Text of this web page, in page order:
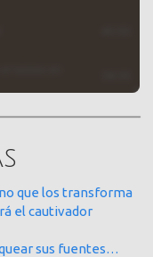
que los transforma
el cautivador
sus fuentes…